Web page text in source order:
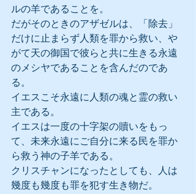
ルの羊であることを。
だがそのときのアザゼルは、「除去」
だけに止まらず人類を罪から救い、や
がて天の御国で彼らと共に生きる永遠
のメシヤであることを含んだのであ
る。
イエスこそ永遠に人類の魂と霊の救い
主である。
イエスは一度の十字架の贖いをもっ
て、未来永遠にご自分に来る民を罪か
ら救う神の子羊である。
クリスチャンになったとしても、人は
幾度も幾度も罪を犯す生き物だ。